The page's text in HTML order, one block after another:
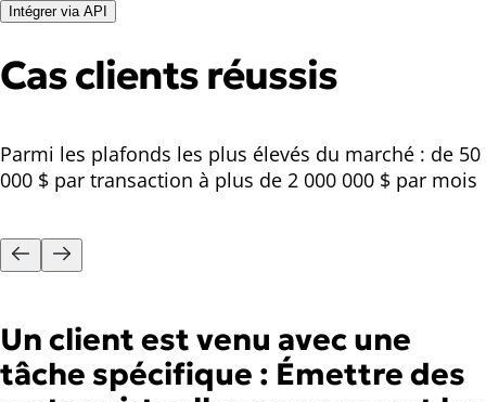
Intégrer via API
Cas clients réussis
Parmi les plafonds les plus élevés du marché : de 50
000 $ par transaction à plus de 2 000 000 $ par mois
Un client est venu avec une
tâche spécifique : Émettre des